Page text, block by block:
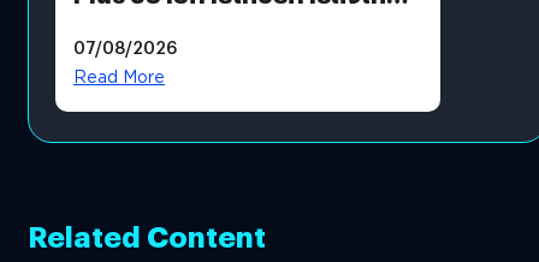
โดยตรง
07/08/2026
Read More
Related Content